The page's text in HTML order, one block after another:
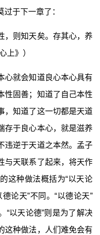
于下一章了：
则知天矣。存其心，养
上》）
就会知道良心本心具有
性固善；知道了自己本性
，知道了这一切都是天道
存于良心本心，就是滋养
违逆于天道之本然。孟子
与天联系了起来，将天作
这种做法概括为“以天论
论天”不同。“以德论天”
“以天论德”则是为了解决
这种做法，人们难免会有